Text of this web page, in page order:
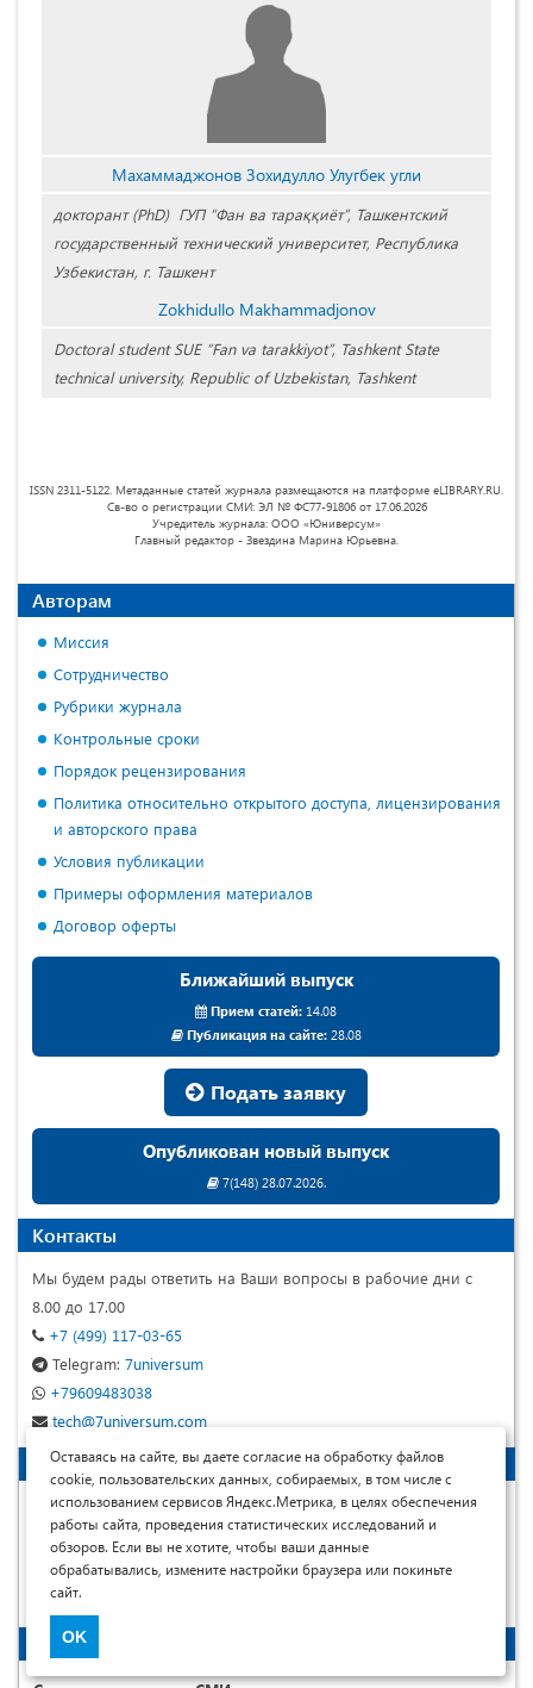
Махаммаджонов Зохидулло Улугбек угли
докторант (PhD) ГУП “Фан ва тараққиёт”, Ташкентский
государственный технический университет, Республика
Узбекистан, г. Ташкент
Zokhidullo Makhammadjonov
Doctoral student SUE “Fan va tarakkiyot”, Tashkent State
technical university, Republic of Uzbekistan, Tashkent
ISSN 2311-5122. Метаданные статей журнала размещаются на платформе eLIBRARY.RU.
Св-во о регистрации СМИ: ЭЛ № ФС77-91806 от 17.06.2026
Учредитель журнала: ООО «Юниверсум»
Главный редактор - Звездина Марина Юрьевна.
Авторам
Миссия
Сотрудничество
Рубрики журнала
Контрольные сроки
Порядок рецензирования
Политика относительно открытого доступа, лицензирования
и авторского права
Условия публикации
Примеры оформления материалов
Договор оферты
Ближайший выпуск
Прием статей: 14.08
Публикация на сайте:28.08
Подать заявку
Опубликован новый выпуск
7(148) 28.07.2026.
Контакты
Мы будем рады ответить на Ваши вопросы в рабочие дни с
8.00 до 17.00
+7 (499) 117-03-65
Telegram: 7universum
+79609483038
tech@7universum.com
Читателям
Архив выпусков
Статьи по рубрикам
Наши авторы
Расширенный поиск по статьям
Информация о журнале
Оставаясь на сайте, вы даете согласие на обработку файлов
cookie, пользовательских данных, собираемых, в том числе с
использованием сервисов Яндекс.Метрика, в целях обеспечения
работы сайта, проведения статистических исследований и
обзоров. Если вы не хотите, чтобы ваши данные
обрабатывались, измените настройки браузера или покиньте
сайт.
OK